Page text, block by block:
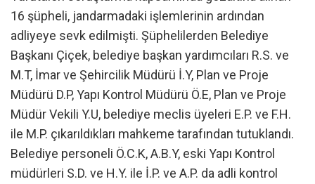
16 şüpheli, jandarmadaki işlemlerinin ardından
adliyeye sevk edilmişti. Şüphelilerden Belediye
Başkanı Çiçek, belediye başkan yardımcıları R.S. ve
M.T, İmar ve Şehircilik Müdürü İ.Y, Plan ve Proje
Müdürü D.P, Yapı Kontrol Müdürü Ö.E, Plan ve Proje
Müdür Vekili Y.U, belediye meclis üyeleri E.P. ve F.H.
ile M.P. çıkarıldıkları mahkeme tarafından tutuklandı.
Belediye personeli Ö.C.K, A.B.Y, eski Yapı Kontrol
müdürleri S.D. ve H.Y. ile İ.P. ve A.P. da adli kontrol